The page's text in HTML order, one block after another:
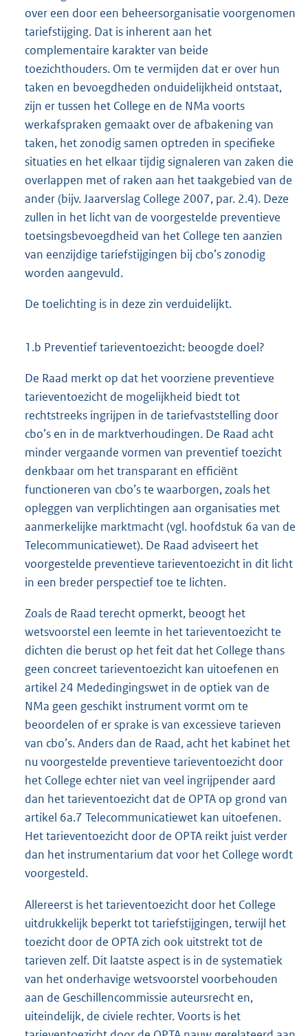
over een door een beheersorganisatie voorgenomen
tariefstijging. Dat is inherent aan het
complementaire karakter van beide
toezichthouders. Om te vermijden dat er over hun
taken en bevoegdheden onduidelijkheid ontstaat,
zijn er tussen het College en de NMa voorts
werkafspraken gemaakt over de afbakening van
taken, het zonodig samen optreden in specifieke
situaties en het elkaar tijdig signaleren van zaken die
overlappen met of raken aan het taakgebied van de
ander (bijv. Jaarverslag College 2007, par. 2.4). Deze
zullen in het licht van de voorgestelde preventieve
toetsingsbevoegdheid van het College ten aanzien
van eenzijdige tariefstijgingen bij cbo’s zonodig
worden aangevuld.
De toelichting is in deze zin verduidelijkt.
1.b Preventief tarieventoezicht: beoogde doel?
De Raad merkt op dat het voorziene preventieve
tarieventoezicht de mogelijkheid biedt tot
rechtstreeks ingrijpen in de tariefvaststelling door
cbo’s en in de marktverhoudingen. De Raad acht
minder vergaande vormen van preventief toezicht
denkbaar om het transparant en efficiënt
functioneren van cbo’s te waarborgen, zoals het
opleggen van verplichtingen aan organisaties met
aanmerkelijke marktmacht (vgl. hoofdstuk 6a van de
Telecommunicatiewet). De Raad adviseert het
voorgestelde preventieve tarieventoezicht in dit licht
in een breder perspectief toe te lichten.
Zoals de Raad terecht opmerkt, beoogt het
wetsvoorstel een leemte in het tarieventoezicht te
dichten die berust op het feit dat het College thans
geen concreet tarieventoezicht kan uitoefenen en
artikel 24 Mededingingswet in de optiek van de
NMa geen geschikt instrument vormt om te
beoordelen of er sprake is van excessieve tarieven
van cbo’s. Anders dan de Raad, acht het kabinet het
nu voorgestelde preventieve tarieventoezicht door
het College echter niet van veel ingrijpender aard
dan het tarieventoezicht dat de OPTA op grond van
artikel 6a.7 Telecommunicatiewet kan uitoefenen.
Het tarieventoezicht door de OPTA reikt juist verder
dan het instrumentarium dat voor het College wordt
voorgesteld.
Allereerst is het tarieventoezicht door het College
uitdrukkelijk beperkt tot tariefstijgingen, terwijl het
toezicht door de OPTA zich ook uitstrekt tot de
tarieven zelf. Dit laatste aspect is in de systematiek
van het onderhavige wetsvoorstel voorbehouden
aan de Geschillencommissie auteursrecht en,
uiteindelijk, de civiele rechter. Voorts is het